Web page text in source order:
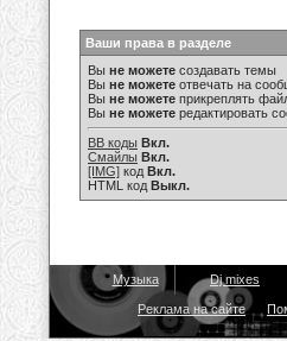
Ваши права в разделе
Вы не можете создавать темы
Вы не можете отвечать на
Вы не можете прикреплять
Вы не можете редактировать
BB коды Вкл.
Смайлы Вкл.
[IMG] код Вкл.
HTML код Выкл.
Музыка Dj mixes
Реклама на сайте